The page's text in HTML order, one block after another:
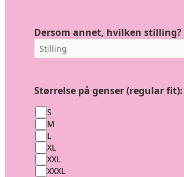
Dersom annet, hvilken stilling?
Størrelse på genser (regular fit):
S
M
L
XL
XXL
XXXL